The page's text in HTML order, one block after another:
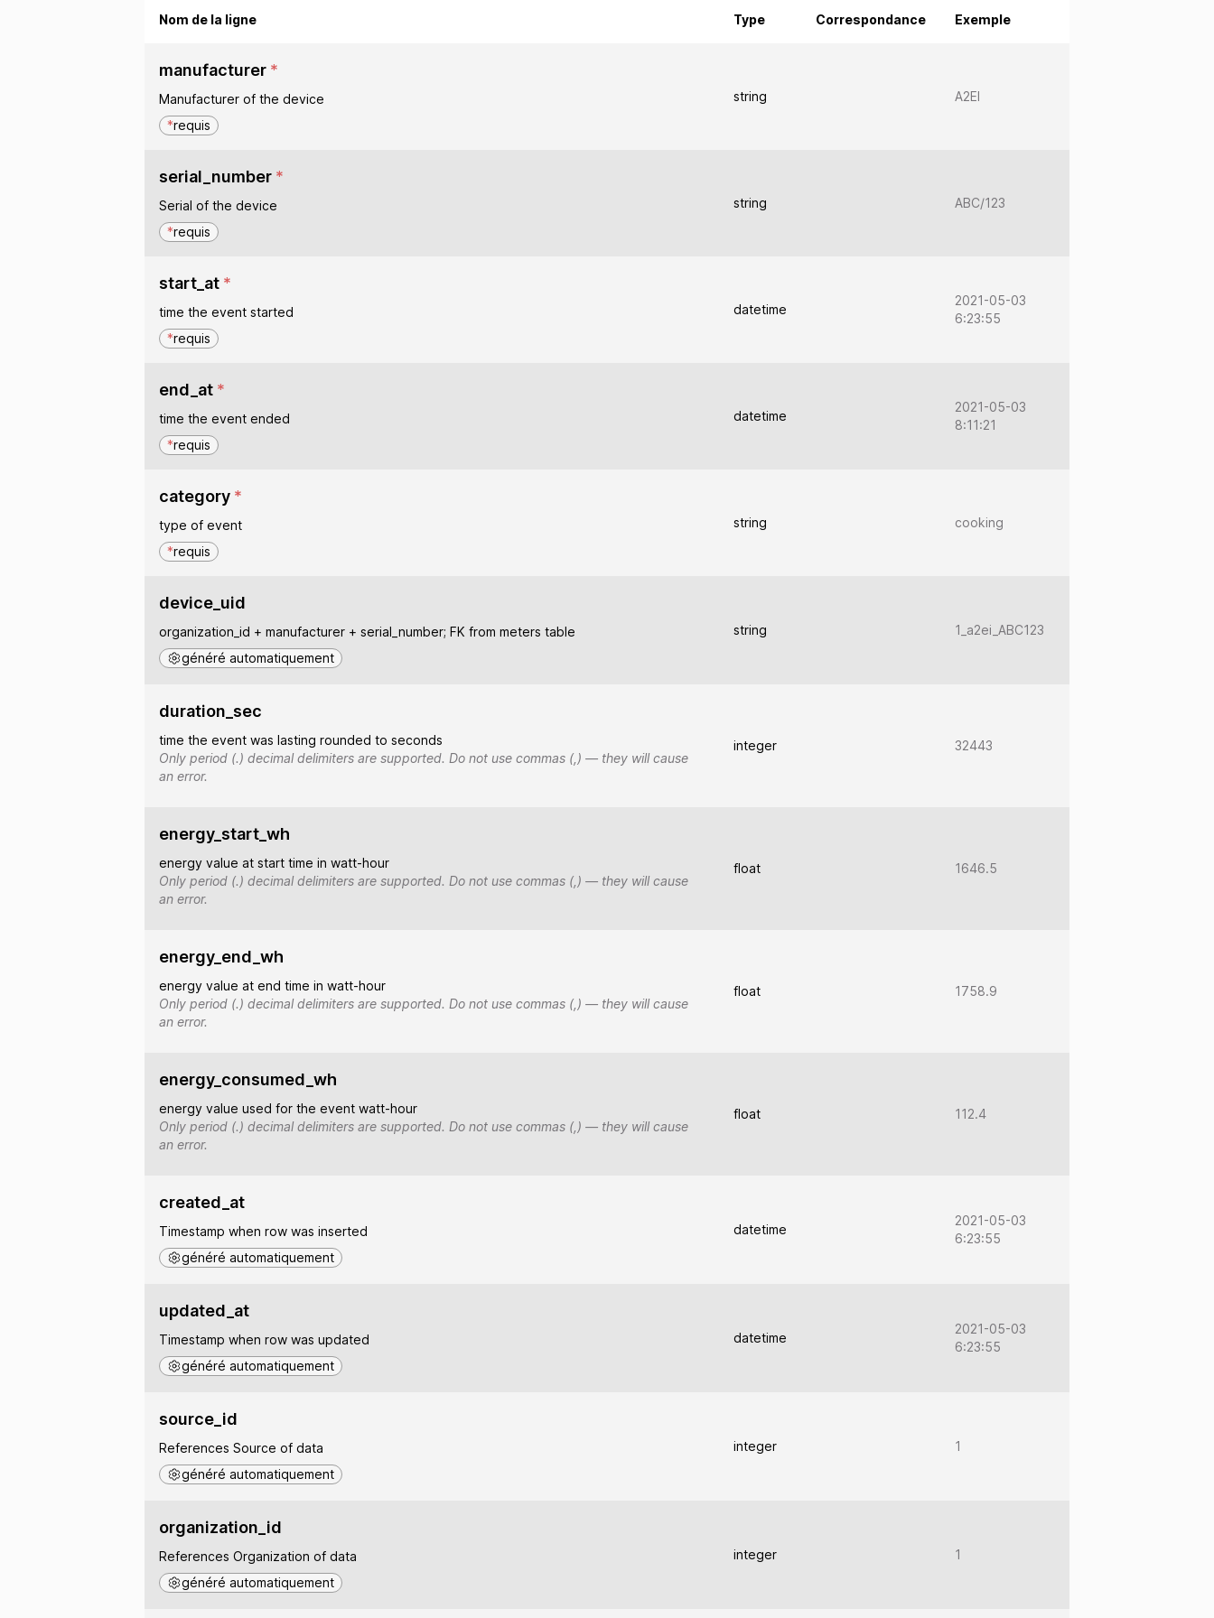
Nom de la ligne Type Correspondance Exemple
manufacturer *
Manufacturer of the device
*requis
string A2EI
serial_number *
Serial of the device
*requis
string ABC/123
start_at *
time the event started
*requis
datetime
2021-05-03
6:23:55
end_at *
time the event ended
*requis
datetime
2021-05-03
8:11:21
category *
type of event
*requis
string cooking
device_uid
organization_id + manufacturer + serial_number; FK from meters table
généré automatiquement
string 1_a2ei_ABC123
duration_sec
time the event was lasting rounded to seconds
Only period (.) decimal delimiters are supported. Do not use commas (,) — they will cause
an error.
integer 32443
energy_start_wh
energy value at start time in watt-hour
Only period (.) decimal delimiters are supported. Do not use commas (,) — they will cause
an error.
float 1646.5
energy_end_wh
energy value at end time in watt-hour
Only period (.) decimal delimiters are supported. Do not use commas (,) — they will cause
an error.
float 1758.9
energy_consumed_wh
energy value used for the event watt-hour
Only period (.) decimal delimiters are supported. Do not use commas (,) — they will cause
an error.
float 112.4
created_at
Timestamp when row was inserted
généré automatiquement
datetime
2021-05-03
6:23:55
updated_at
Timestamp when row was updated
généré automatiquement
datetime
2021-05-03
6:23:55
source_id
References Source of data
généré automatiquement
integer 1
organization_id
References Organization of data
généré automatiquement
integer 1